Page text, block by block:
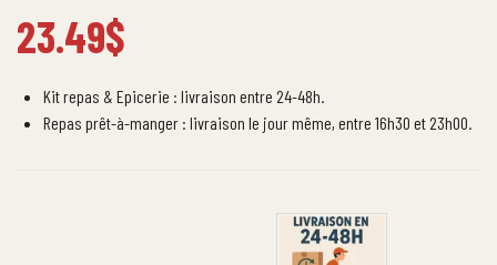
23.49$
Kit repas & Epicerie : livraison entre 24-48h.
Repas prêt-à-manger : livraison le jour même, entre 16h30 et 23h00.